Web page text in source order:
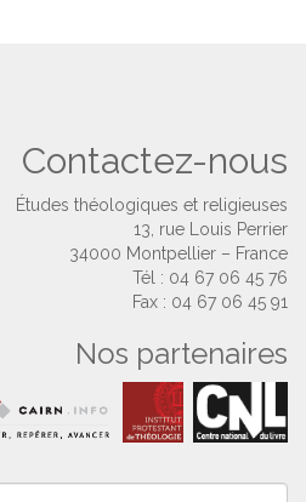
Contactez-nous
Études théologiques et religieuses
13, rue Louis Perrier
34000 Montpellier – France
Tél : 04 67 06 45 76
Fax : 04 67 06 45 91
Nos partenaires